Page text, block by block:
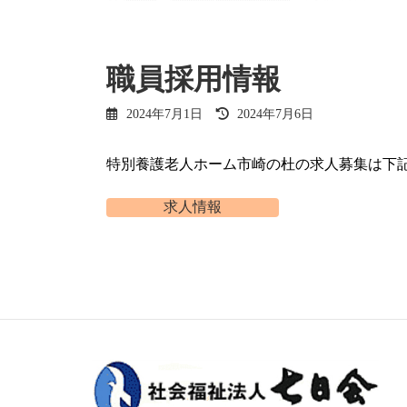
職員採用情報
2024年7月1日
最
新
2024年7月6日
特別養護老人ホーム市崎の杜の求人募集は下
求人情報